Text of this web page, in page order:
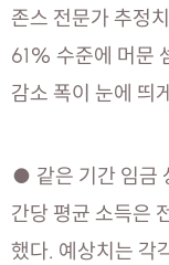
존스 전문가 추정
61% 수준에 머문
감소 폭이 눈에 띄
● 같은 기간 임금
간당 평균 소득은
했다. 예상치는